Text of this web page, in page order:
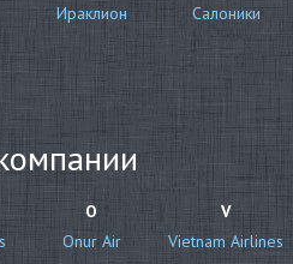
Ираклион
Салоники
O
Onur Air
V
Vietnam Airlines